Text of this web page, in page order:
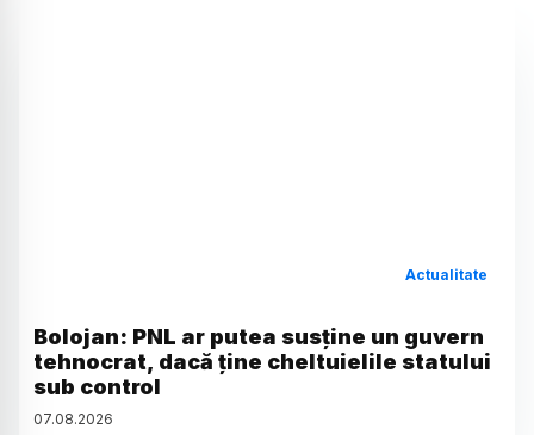
Actualitate
Bolojan: PNL ar putea susține un guvern
tehnocrat, dacă ține cheltuielile statului
sub control
07.08.2026